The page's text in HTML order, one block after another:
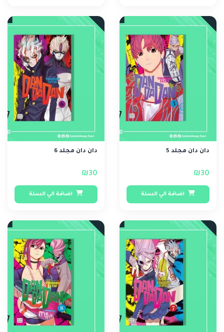
دان دان مجلد 5
₪30
اضافة الي السلة
دان دان مجلد 6
₪30
اضافة الي السلة